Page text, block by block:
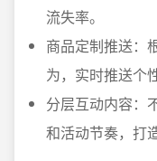
流失率。
商品定制推送：
为，实时推送个
分层互动内容：
和活动节奏，打